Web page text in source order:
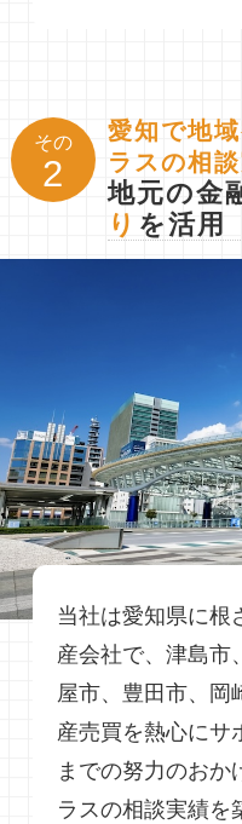
その
2
愛知で地
ラスの相談
地元の金
り を活用
当社は愛知県に根
産会社で、津島市
屋市、豊田市、岡
産売買を熱心にサ
までの努力のおか
ラスの相談実績を